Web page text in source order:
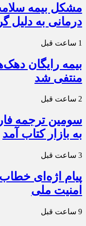
مشکل بیمه
درمانی به دلیل
1 ساعت قبل
منتفی شد
2 ساعت قبل
سومین ترجمه
به بازار کتاب آمد
3 ساعت قبل
پیام اژه‌ای
امنیت ملی
9 ساعت قبل